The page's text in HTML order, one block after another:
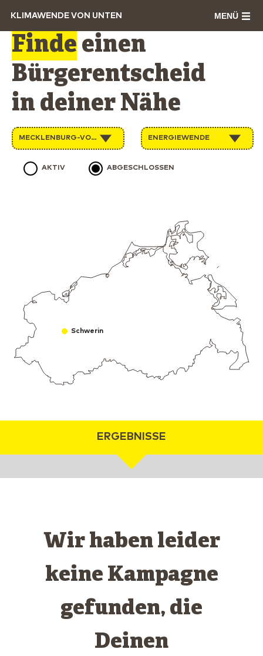
KLIMAWENDE VON UNTEN MENÜ
Schwerin
Finde einen
Bürgerentscheid
in deiner Nähe
MECKLENBURG-VORPOMMERN ENERGIEWENDE
AKTIV ABGESCHLOSSEN
ERGEBNISSE
Wir haben leider
keine Kampagne
gefunden, die
Deinen